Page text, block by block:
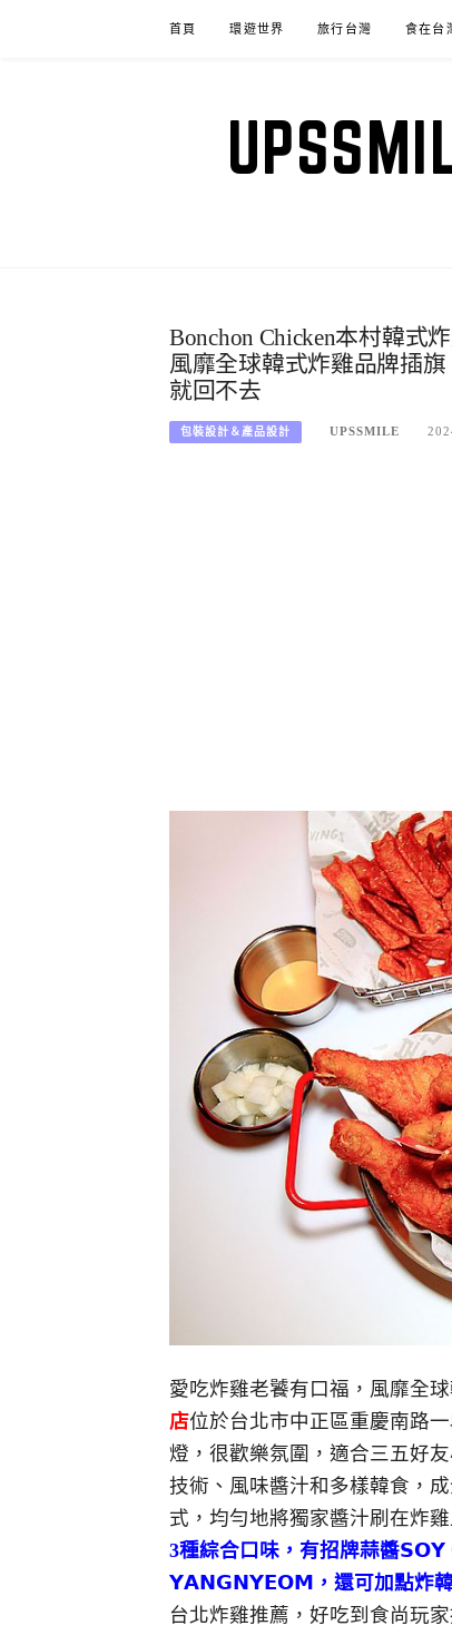
首頁 環遊世界 旅行台灣 食在台
Bonchon Chicken本村韓式
風靡全球韓式炸雞品牌插
就回不去
包裝設計＆產品設計 UPSSMILE
愛吃炸雞老饕有口福，風靡全
店位於台北市中正區重慶南路
燈，很歡樂氛圍，適合三五好
技術、風味醬汁和多樣韓食，
式，均勻地將獨家醬汁刷在炸
3種綜合口味，有招牌蒜醬
𝗬𝗔𝗡𝗚𝗡𝗬𝗘𝗢𝗠，還可加點炸韓
台北炸雞推薦，好吃到食尚玩